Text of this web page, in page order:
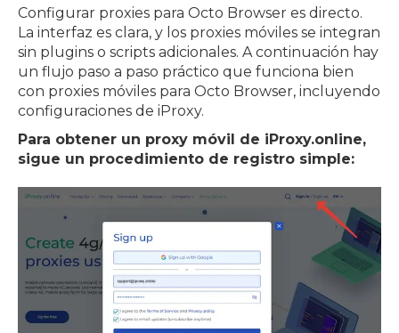
Configurar proxies para Octo Browser es directo.
La interfaz es clara, y los proxies móviles se integran
sin plugins o scripts adicionales. A continuación hay
un flujo paso a paso práctico que funciona bien
con proxies móviles para Octo Browser, incluyendo
configuraciones de iProxy.
Para obtener un proxy móvil de iProxy.online,
sigue un procedimiento de registro simple: